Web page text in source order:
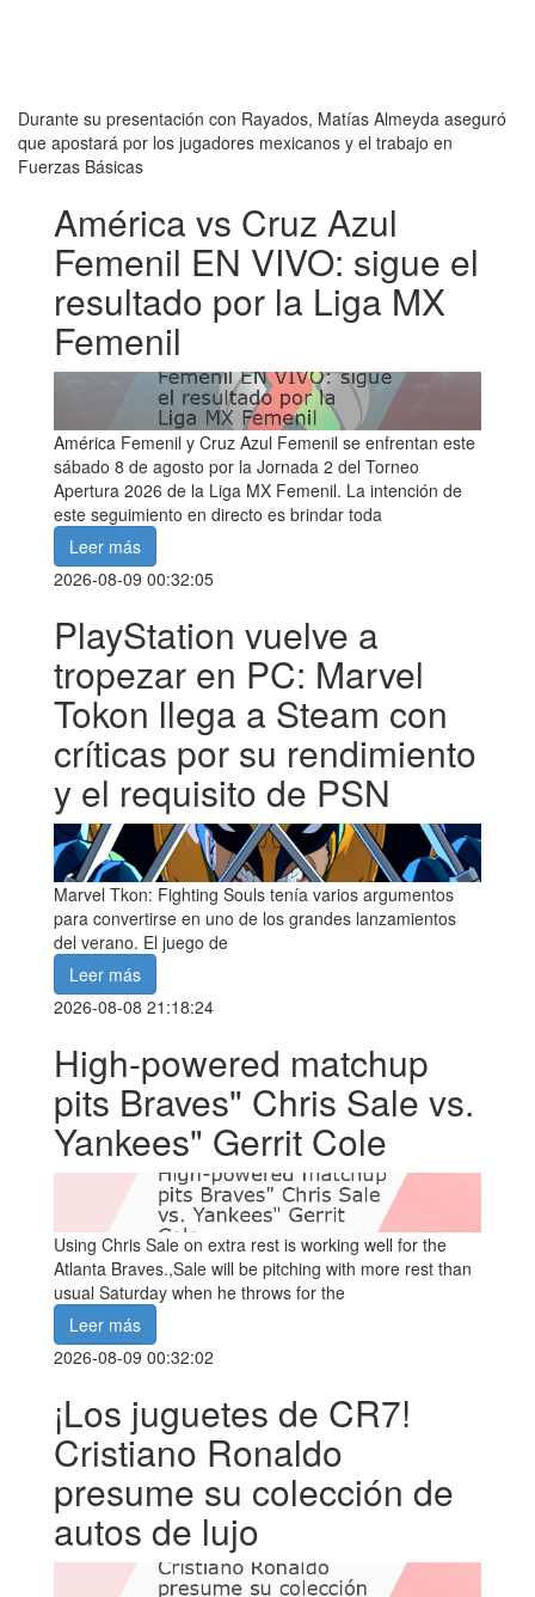
Durante su presentación con Rayados, Matías Almeyda aseguró
que apostará por los jugadores mexicanos y el trabajo en
Fuerzas Básicas
América vs Cruz Azul
Femenil EN VIVO: sigue el
resultado por la Liga MX
Femenil
América Femenil y Cruz Azul Femenil se enfrentan este
sábado 8 de agosto por la Jornada 2 del Torneo
Apertura 2026 de la Liga MX Femenil. La intención de
este seguimiento en directo es brindar toda
Leer más
2026-08-09 00:32:05
PlayStation vuelve a
tropezar en PC: Marvel
Tokon llega a Steam con
críticas por su rendimiento
y el requisito de PSN
Marvel Tkon: Fighting Souls tenía varios argumentos
para convertirse en uno de los grandes lanzamientos
del verano. El juego de
Leer más
2026-08-08 21:18:24
High-powered matchup
pits Braves" Chris Sale vs.
Yankees" Gerrit Cole
Using Chris Sale on extra rest is working well for the
Atlanta Braves.,Sale will be pitching with more rest than
usual Saturday when he throws for the
Leer más
2026-08-09 00:32:02
¡Los juguetes de CR7!
Cristiano Ronaldo
presume su colección de
autos de lujo